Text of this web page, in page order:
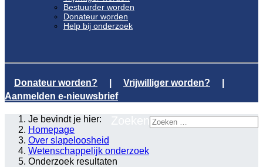
Bestuurder worden
Donateur worden
Help bij onderzoek
Donateur worden? Vrijwilliger worden?
Aanmelden e-nieuwsbrief
Je bevindt je hier:
Homepage
Over slapeloosheid
Wetenschappelijk onderzoek
Onderzoek resultaten